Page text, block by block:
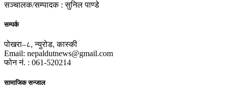
सञ्चालक/सम्पादक : सुनिल पाण्डे
सम्पर्क
पोखरा–८, न्युरोड, कास्की
Email: nepaldutnews@gmail.com
फोन नं. : 061-520214
सामाजिक सन्जाल